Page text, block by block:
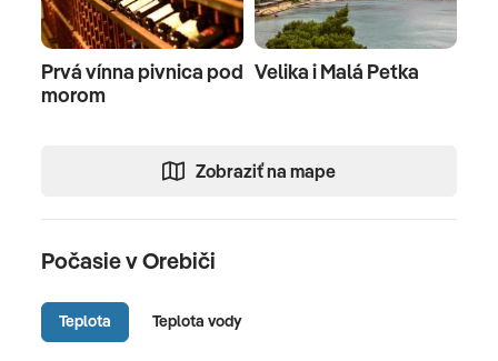
Prvá vínna pivnica pod
morom
Velika i Malá Petka
Zobraziť na mape
Počasie v Orebiči
Teplota Teplota vody